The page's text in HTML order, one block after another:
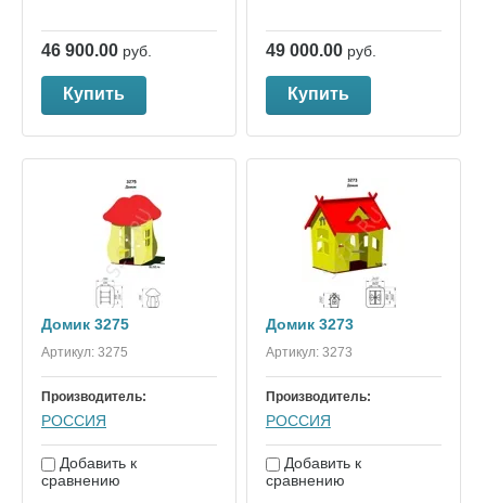
46 900.00 руб.
Купить
49 000.00 руб.
Купить
Домик 3275
Артикул: 3275
Производитель:
РОССИЯ
Добавить к
сравнению
Домик 3273
Артикул:3273
Производитель:
РОССИЯ
Добавить к
сравнению